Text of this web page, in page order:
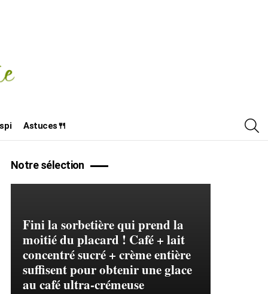
Astuces🍴
Notre sélection
Fini la sorbetière qui prend la
moitié du placard ! Café + lait
concentré sucré + crème entière
suffisent pour obtenir une glace
au café ultra-crémeuse